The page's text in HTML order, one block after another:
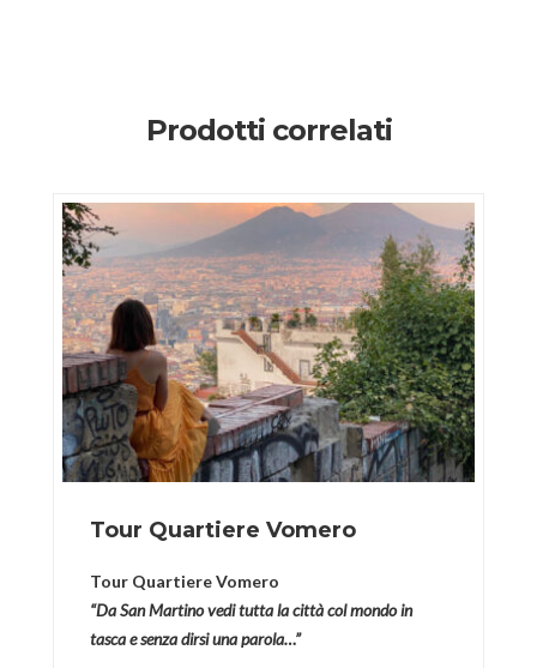
Prodotti correlati
Tour Quartiere Vomero
Tour Quartiere Vomero
“Da San Martino vedi tutta la città col mondo in
tasca e senza dirsi una parola…”